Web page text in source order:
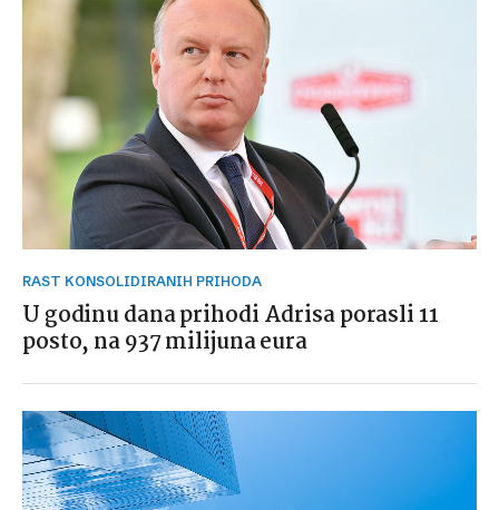
RAST KONSOLIDIRANIH PRIHODA
U godinu dana prihodi Adrisa porasli 11
posto, na 937 milijuna eura